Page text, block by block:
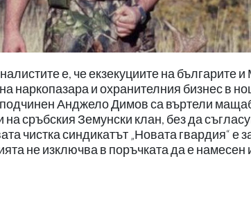
е, че екзекуциите на българите
наркопазара и охранителния бизнес в
подчинен Анджело Димов са въртели
сръбския Земунски клан, без да
чистка синдикатът „Новата гвардия“ е
не изключва в поръчката да е намесен